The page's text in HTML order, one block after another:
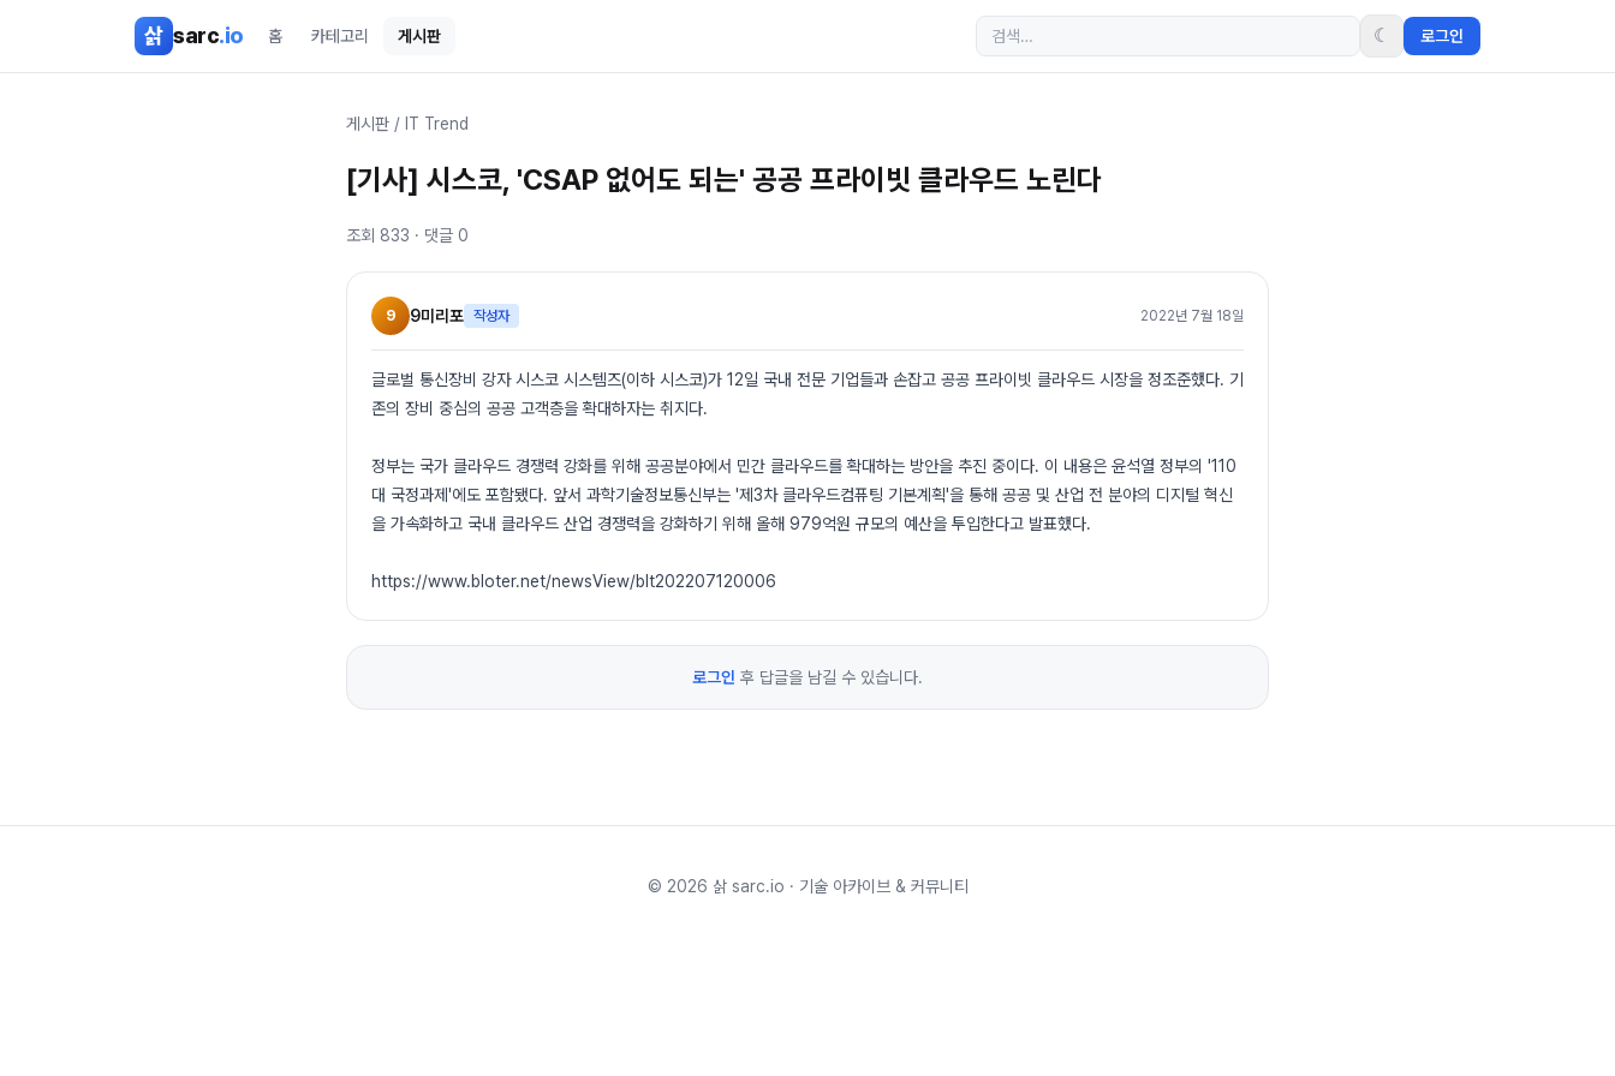
삵 sarc.io 홈 카테고리 게시판 ☾ 로그인
게시판 / IT Trend
[기사] 시스코, 'CSAP 없어도 되는' 공공 프라이빗 클라우드 노린다
조회 833 · 댓글 0
9 9미리포 작성자 2022년 7월 18일
글로벌 통신장비 강자 시스코 시스템즈(이하 시스코)가 12일 국내 전문 기업들과 손잡고 공공 프라이빗 클라우드 시장을 정조준했다. 기
존의 장비 중심의 공공 고객층을 확대하자는 취지다.
정부는 국가 클라우드 경쟁력 강화를 위해 공공분야에서 민간 클라우드를 확대하는 방안을 추진 중이다. 이 내용은 윤석열 정부의 '110
대 국정과제'에도 포함됐다. 앞서 과학기술정보통신부는 '제3차 클라우드컴퓨팅 기본계획'을 통해 공공 및 산업 전 분야의 디지털 혁신
을 가속화하고 국내 클라우드 산업 경쟁력을 강화하기 위해 올해 979억원 규모의 예산을 투입한다고 발표했다.
https://www.bloter.net/newsView/blt202207120006
로그인 후 답글을 남길 수 있습니다.
© 2026 삵 sarc.io · 기술 아카이브 & 커뮤니티